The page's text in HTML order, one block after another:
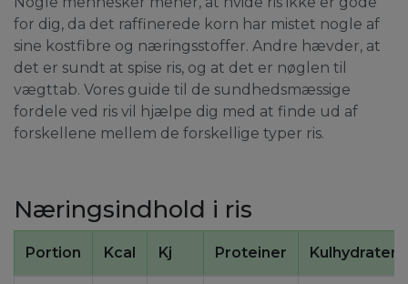
for dig, da det raffinerede korn har mistet nogle af
sine kostfibre og næringsstoffer. Andre hævder, at
det er sundt at spise ris, og at det er nøglen til
vægttab. Vores guide til de sundhedsmæssige
fordele ved ris vil hjælpe dig med at finde ud af
forskellene mellem de forskellige typer ris.
Næringsindhold i ris
Portion Kcal Kj Proteiner Kulhydrater